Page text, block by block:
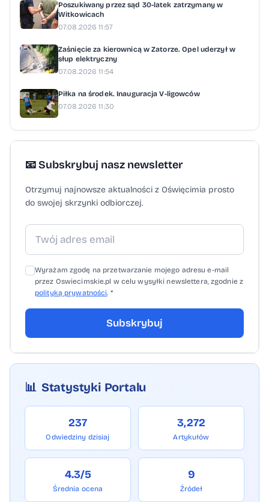
centrach pomocy rodzinie” – podkreśla asp.
Poszukiwany przez sąd 30-latek zatrzymany w
Witkowicach
07.08.2026 11:57
Zaśnięcie za kierownicą w Zatorze. Opel uderzył w
słup elektryczny
07.08.2026 11:54
Piłka na środek. Inauguracja V-ligowców
07.08.2026 11:30
📧 Subskrybuj nasz newsletter
Otrzymuj najnowsze aktualności z Oświęcimia prosto
do swojej skrzynki odbiorczej.
Wyrażam zgodę na przetwarzanie mojego adresu e-mail
przez Oswiecimskie.pl w celu wysyłki newslettera, zgodnie z
polityką prywatności. *
Subskrybuj
📊 Statystyki Portalu
237
Odwiedziny dzisiaj
3,272
Artykułów
4.3/5
Średnia ocena
9
Źródeł